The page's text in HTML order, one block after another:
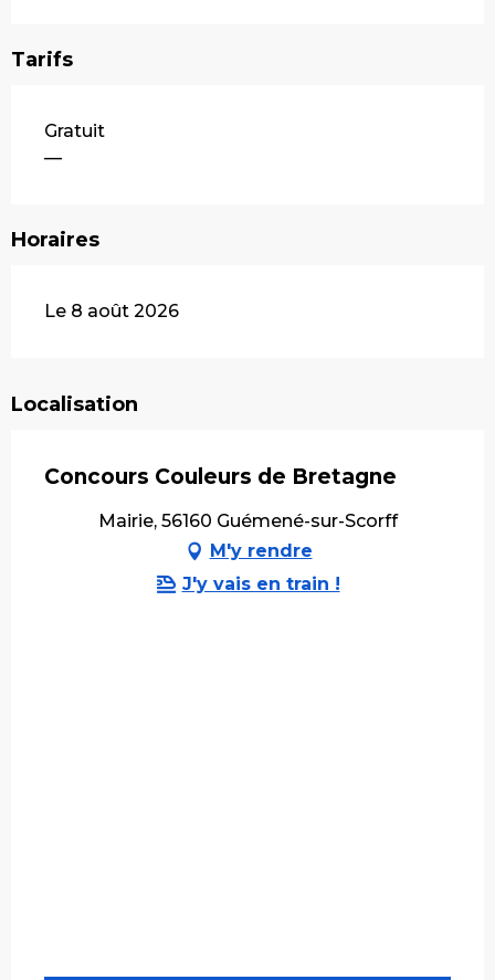
Tarifs
Gratuit
—
Horaires
Le 8 août 2026
Localisation
Concours Couleurs de Bretagne
Mairie, 56160 Guémené-sur-Scorff
M'y rendre
J'y vais en train !